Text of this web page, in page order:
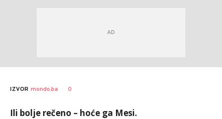
IZVOR mondo.ba 0
Ili bolje rečeno – hoće ga Mesi.